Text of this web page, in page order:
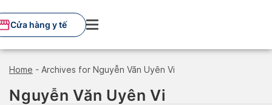
to
content
Cửa hàng y tế
Home - Archives for Nguyễn Văn Uyên Vi
Nguyễn Văn Uyên Vi